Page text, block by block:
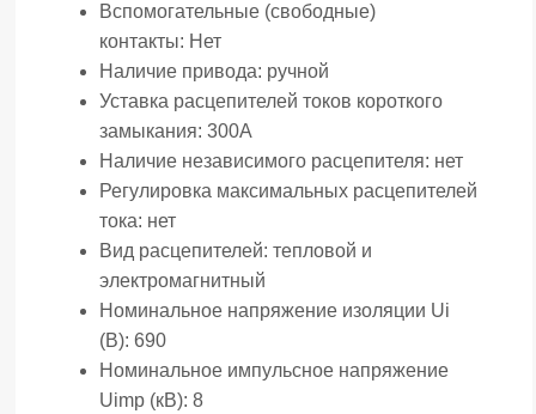
Вспомогательные (свободные)
контакты: Нет
Наличие привода: ручной
Уставка расцепителей токов короткого
замыкания: 300А
Наличие независимого расцепителя: нет
Регулировка максимальных расцепителей
тока: нет
Вид расцепителей: тепловой и
электромагнитный
Номинальное напряжение изоляции Ui
(В): 690
Номинальное импульсное напряжение
Uimp (кВ): 8